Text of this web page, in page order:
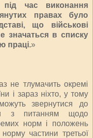
час виконання
правах було
що військові
значаться в списку
праці.»
не тлумачить окремі
і зараз ніхто, у тому
звернутися до
з питанням щодо
норм і положень
частини третьої